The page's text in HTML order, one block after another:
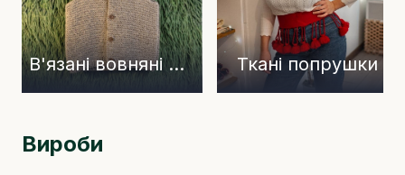
В'язані вовняні жилетки Ткані попрушки
Вироби